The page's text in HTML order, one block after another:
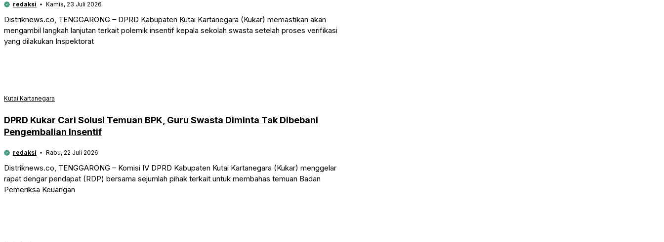
redaksi Kamis, 23 Juli 2026
Distriknews.co, TENGGARONG – DPRD Kabupaten Kutai Kartanegara (Kukar) memastikan akan
mengambil langkah lanjutan terkait polemik insentif kepala sekolah swasta setelah proses verifikasi
yang dilakukan Inspektorat
Kutai Kartanegara
DPRD Kukar Cari Solusi Temuan BPK, Guru Swasta Diminta Tak Dibebani
Pengembalian Insentif
redaksi Rabu, 22 Juli 2026
Distriknews.co, TENGGARONG – Komisi IV DPRD Kabupaten Kutai Kartanegara (Kukar) menggelar
rapat dengar pendapat (RDP) bersama sejumlah pihak terkait untuk membahas temuan Badan
Pemeriksa Keuangan